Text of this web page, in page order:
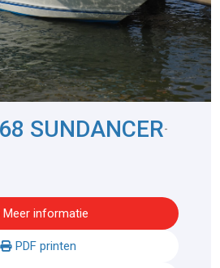
SUNDANCER-
Meer informatie
PDF printen